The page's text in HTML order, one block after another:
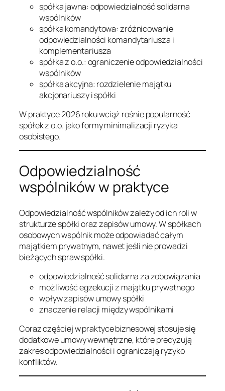
spółka jawna: odpowiedzialność solidarna
wspólników
spółka komandytowa: zróżnicowanie
odpowiedzialności komandytariusza i
komplementariusza
spółka z o.o.: ograniczenie odpowiedzialności
wspólników
spółka akcyjna: rozdzielenie majątku
akcjonariuszy i spółki
W praktyce 2026 roku wciąż rośnie popularność
spółek z o.o. jako formy minimalizacji ryzyka
osobistego.
Odpowiedzialność
wspólników w praktyce
Odpowiedzialność wspólników zależy od ich roli w
strukturze spółki oraz zapisów umowy. W spółkach
osobowych wspólnik może odpowiadać całym
majątkiem prywatnym, nawet jeśli nie prowadzi
bieżących spraw spółki.
odpowiedzialność solidarna za zobowiązania
możliwość egzekucji z majątku prywatnego
wpływ zapisów umowy spółki
znaczenie relacji między wspólnikami
Coraz częściej w praktyce biznesowej stosuje się
dodatkowe umowy wewnętrzne, które precyzują
zakres odpowiedzialności i ograniczają ryzyko
konfliktów.